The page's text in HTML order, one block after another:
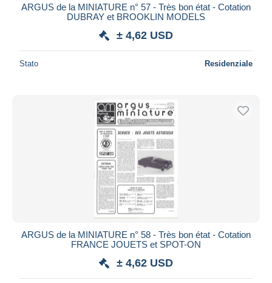
ARGUS de la MINIATURE n° 57 - Très bon état - Cotation
DUBRAY et BROOKLIN MODELS
± 4,62 USD
Stato Residenziale
ARGUS de la MINIATURE n° 58 - Très bon état - Cotation
FRANCE JOUETS et SPOT-ON
± 4,62 USD